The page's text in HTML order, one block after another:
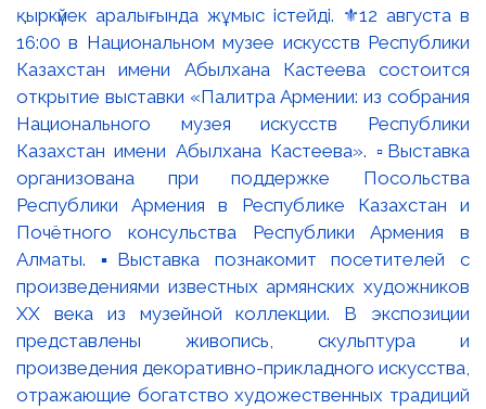
қыркүйек аралығында жұмыс істейді. ⚜️12 августа в
16:00 в Национальном музее искусств Республики
Казахстан имени Абылхана Кастеева состоится
открытие выставки «Палитра Армении: из собрания
Национального музея искусств Республики
Казахстан имени Абылхана Кастеева». ▫️Выставка
организована при поддержке Посольства
Республики Армения в Республике Казахстан и
Почётного консульства Республики Армения в
Алматы. ▪️Выставка познакомит посетителей с
произведениями известных армянских художников
XX века из музейной коллекции. В экспозиции
представлены живопись, скульптура и
произведения декоративно-прикладного искусства,
отражающие богатство художественных традиций